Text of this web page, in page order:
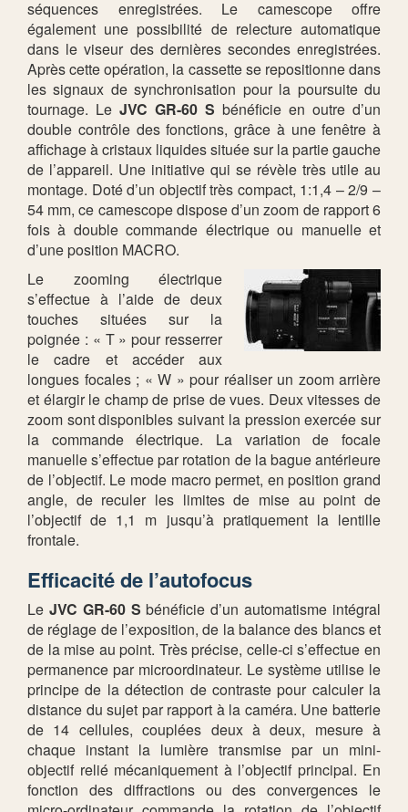
séquences enregistrées. Le camescope offre
également une possibilité de relecture automatique
dans le viseur des dernières secondes enregistrées.
Après cette opération, la cassette se repositionne dans
les signaux de synchronisation pour la poursuite du
tournage. Le JVC GR-60 S bénéficie en outre d’un
double contrôle des fonctions, grâce à une fenêtre à
affichage à cristaux liquides située sur la partie gauche
de l’appareil. Une initiative qui se révèle très utile au
montage. Doté d’un objectif très compact, 1:1,4 – 2/9 –
54 mm, ce camescope dispose d’un zoom de rapport 6
fois à double commande électrique ou manuelle et
d’une position MACRO.
Le zooming électrique
s’effectue à l’aide de deux
touches situées sur la
poignée : « T » pour resserrer
le cadre et accéder aux
longues focales ; « W » pour réaliser un zoom arrière
et élargir le champ de prise de vues. Deux vitesses de
zoom sont disponibles suivant la pression exercée sur
la commande électrique. La variation de focale
manuelle s’effectue par rotation de la bague antérieure
de l’objectif. Le mode macro permet, en position grand
angle, de reculer les limites de mise au point de
l’objectif de 1,1 m jusqu’à pratiquement la lentille
frontale.
Efficacité de l’autofocus
Le JVC GR-60 S bénéficie d’un automatisme intégral
de réglage de l’exposition, de la balance des blancs et
de la mise au point. Très précise, celle-ci s’effectue en
permanence par microordinateur. Le système utilise le
principe de la détection de contraste pour calculer la
distance du sujet par rapport à la caméra. Une batterie
de 14 cellules, couplées deux à deux, mesure à
chaque instant la lumière transmise par un mini-
objectif relié mécaniquement à l’objectif principal. En
fonction des diffractions ou des convergences le